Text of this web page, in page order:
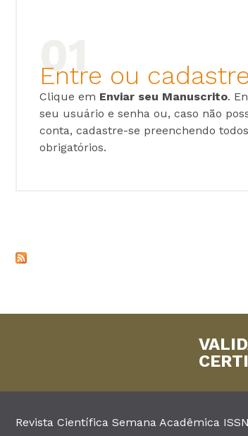
Entre ou
Clique em Enviar seu Manuscrito.
seu usuário e senha ou, caso não
conta, cadastre-se preenchendo
obrigatórios.
Revista Científica Semana Acadêmica